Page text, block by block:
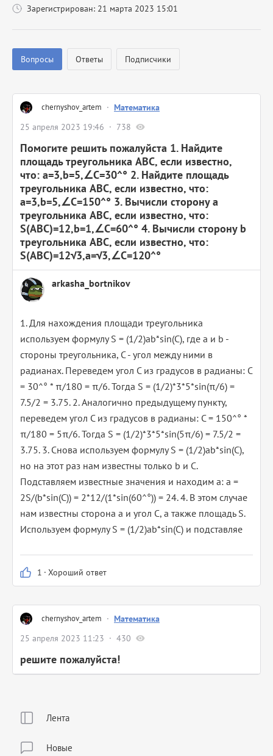
Лента
Новые
Зарегистрирован: 21 марта 2023 15:01
Вопросы Ответы Подписчики
chernyshov_artem · Математика
25 апреля 2023 19:46
738
Помогите решить пожалуйста 1. Найдите
площадь треугольника ABC, если известно,
что: a=3,b=5,∠C=30^° 2. Найдите площадь
треугольника ABC, если известно, что:
a=3,b=5,∠C=150^° 3. Вычисли сторону a
треугольника ABC, если известно, что:
S(ABC)=12,b=1,∠C=60^° 4. Вычисли сторону b
треугольника ABC, если известно, что:
S(ABC)=12√3,a=√3,∠C=120^°
arkasha_bortnikov
1. Для нахождения площади треугольника
используем формулу S = (1/2)ab*sin(C), где a и b -
стороны треугольника, C - угол между ними в
радианах. Переведем угол C из градусов в радианы: C
= 30^° * π/180 = π/6. Тогда S = (1/2)*3*5*sin(π/6) =
7.5/2 = 3.75. 2. Аналогично предыдущему пункту,
переведем угол C из градусов в радианы: C = 150^° *
π/180 = 5π/6. Тогда S = (1/2)*3*5*sin(5π/6) = 7.5/2 =
3.75. 3. Снова используем формулу S = (1/2)ab*sin(C),
но на этот раз нам известны только b и C.
Подставляем известные значения и находим a: a =
2S/(b*sin(C)) = 2*12/(1*sin(60^°)) = 24. 4. В этом случае
нам известны сторона a и угол C, а также площадь S.
Используем формулу S = (1/2)ab*sin(C) и подставляе
1 · Хороший ответ
chernyshov_artem · Математика
25 апреля 2023 11:23
430
решите пожалуйста!